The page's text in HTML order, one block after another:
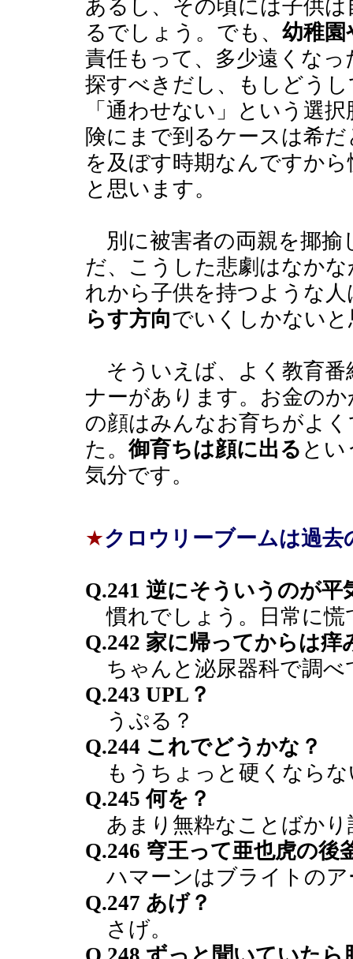
あるし、その頃には子供
るでしょう。でも、 幼稚園
責任もって、多少遠くな
探すべきだし、もしどう
「通わせない」という選
険にまで到るケースは希
を及ぼす時期なんですか
と思います。
別に被害者の両親を揶揄
だ、こうした悲劇はなか
れから子供を持つような人
らす方向でいくしかない
そういえば、よく教育番
ナーがあります。お金の
の顔はみんなお育ちがよ
た。 御育ちは顔に出る と
気分です。
★クロウリーブームは過
Q.241 逆にそういうのが平
慣れでしょう。日常に慌
Q.242 家に帰ってからは
ちゃんと泌尿器科で調べ
Q.243 UPL？
うぷる？
Q.244 これでどうかな？
もうちょっと硬くならな
Q.245 何を？
あまり無粋なことばかり
Q.246 穹王って亜也虎の後
ハマーンはブライトのア
Q.247 あげ？
さげ。